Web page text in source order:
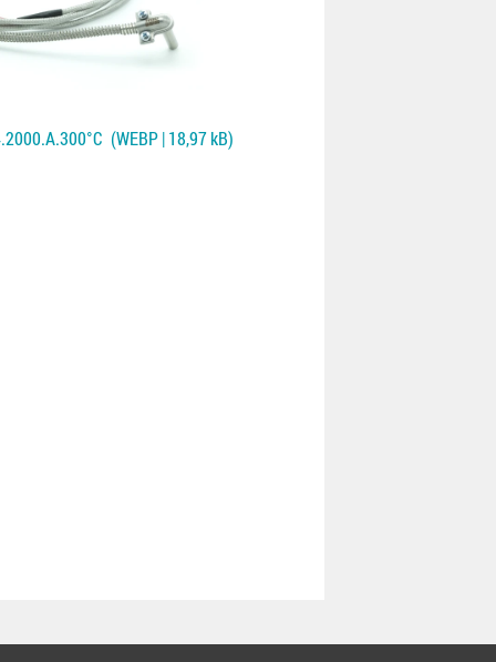
(WEBP | 18,97 kB)